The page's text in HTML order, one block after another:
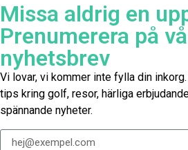
Missa aldrig en
Prenumerera på
nyhetsbrev
Vi lovar, vi kommer inte fylla din
tips kring golf, resor, härliga
spännande nyheter.